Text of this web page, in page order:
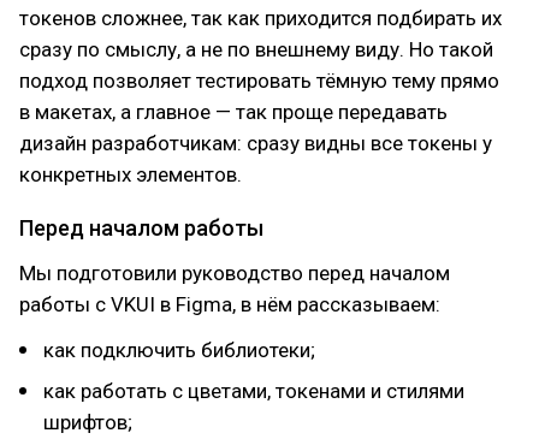
токенов сложнее, так как приходится подбирать их
сразу по смыслу, а не по внешнему виду. Но такой
подход позволяет тестировать тёмную тему прямо
в макетах, а главное — так проще передавать
дизайн разработчикам: сразу видны все токены у
конкретных элементов.
Перед началом работы
Мы подготовили руководство перед началом
работы с VKUI в Figma, в нём рассказываем:
как подключить библиотеки;
как работать с цветами, токенами и стилями
шрифтов;